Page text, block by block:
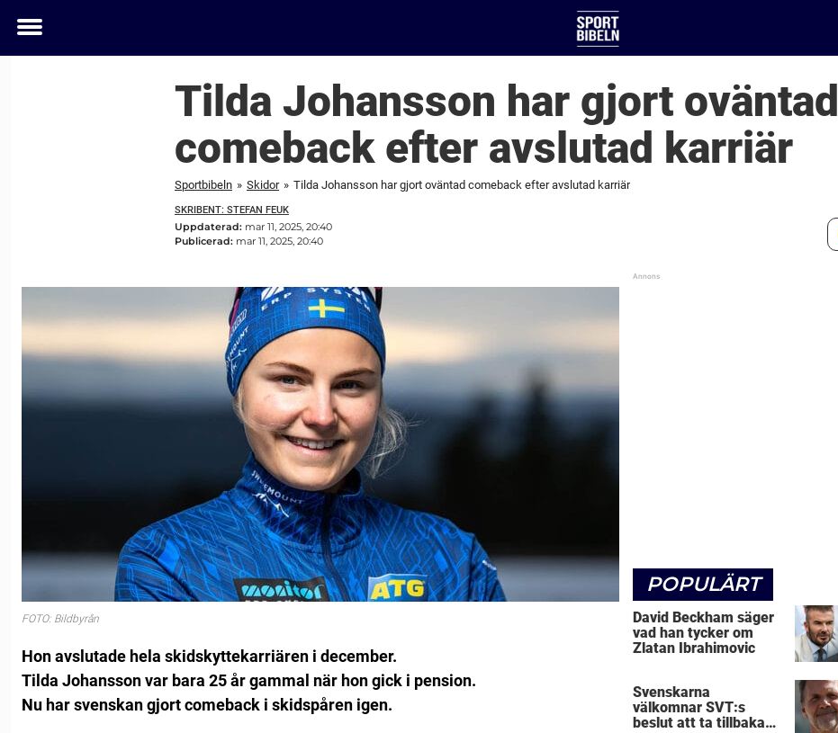
Toggle
Tilda Johansson har gjort oväntad
comeback efter avslutad karriär
Sportbibeln » Skidor » Tilda Johansson har gjort oväntad comeback efter avslutad karriär
SKRIBENT: STEFAN FEUK
Uppdaterad: mar 11, 2025, 20:40
Publicerad: mar 11, 2025, 20:40
FOTO: Bildbyrån
Hon avslutade hela skidskyttekarriären i december.
Tilda Johansson var bara 25 år gammal när hon gick i pension.
Nu har svenskan gjort comeback i skidspåren igen.
POPULÄRT
David Beckham säger
vad han tycker om
Zlatan Ibrahimovic
Svenskarna
välkomnar SVT:s
beslut att ta tillbaka